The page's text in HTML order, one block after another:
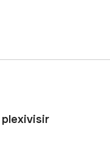
plexivisir